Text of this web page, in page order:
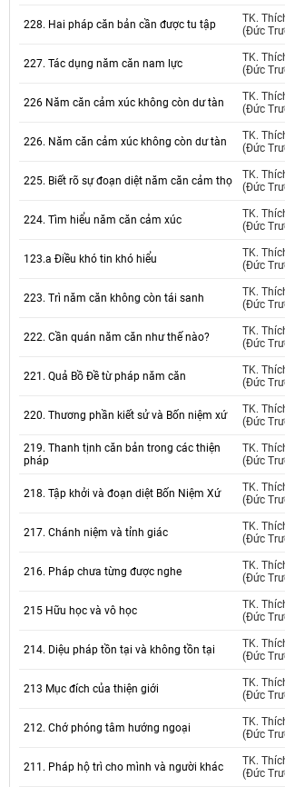
228. Hai pháp căn bản cần được tu tập
TK.
(Đức
227. Tác dụng năm căn nam lực
TK.
(Đức
226 Năm căn cảm xúc không còn dư tàn
TK.
(Đức
226. Năm căn cảm xúc không còn dư tàn
TK.
(Đức
225. Biết rõ sự đoạn diệt năm căn cảm thọ
TK.
(Đức
224. Tìm hiểu năm căn cảm xúc
TK.
(Đức
123.a Điều khó tin khó hiểu
TK.
(Đức
223. Trì năm căn không còn tái sanh
TK.
(Đức
222. Cần quán năm căn như thế nào?
TK.
(Đức
221. Quả Bồ Đề từ pháp năm căn
TK.
(Đức
220. Thương phần kiết sử và Bốn niệm xứ
TK.
(Đức
219. Thanh tịnh căn bản trong các thiện
pháp
TK.
(Đức
218. Tập khởi và đoạn diệt Bốn Niệm Xứ
TK.
(Đức
217. Chánh niệm và tỉnh giác
TK.
(Đức
216. Pháp chưa từng được nghe
TK.
(Đức
215 Hữu học và vô học
TK.
(Đức
214. Diệu pháp tồn tại và không tồn tại
TK.
(Đức
213 Mục đích của thiện giới
TK.
(Đức
212. Chớ phóng tâm hướng ngoại
TK.
(Đức
211. Pháp hộ trì cho mình và người khác
TK.
(Đức